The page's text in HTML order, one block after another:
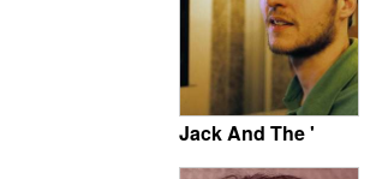
Jack And The '